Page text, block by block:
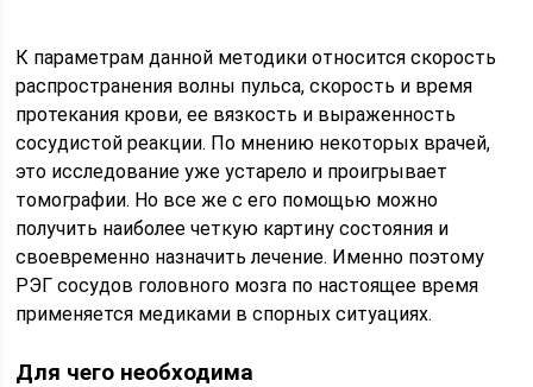
К параметрам данной методики относится скорость
распространения волны пульса, скорость и время
протекания крови, ее вязкость и выраженность
сосудистой реакции. По мнению некоторых врачей,
это исследование уже устарело и проигрывает
томографии. Но все же с его помощью можно
получить наиболее четкую картину состояния и
своевременно назначить лечение. Именно поэтому
РЭГ сосудов головного мозга по настоящее время
применяется медиками в спорных ситуациях.
Для чего необходима